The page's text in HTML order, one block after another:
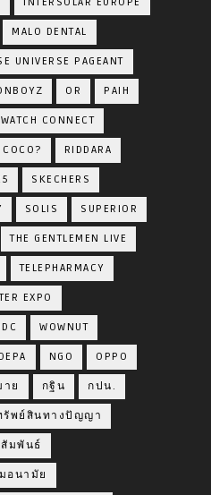
MALO DENTAL
UNIVERSE PAGEANT
OR PAIH
CONNECT
RIDDARA
SKECHERS
SOLIS SUPERIOR
THE GENTLEMEN LIVE
TELEPHARMACY
EXPO
WOWNUT
DEPA NGO OPPO
ย กฐิน กปน.
รัพย์สินทางปัญญา
มพันธ์
อนามัย